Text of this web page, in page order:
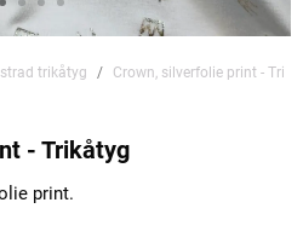
trikåtyg Crown, silverfolie print -
- Trikåtyg
print.